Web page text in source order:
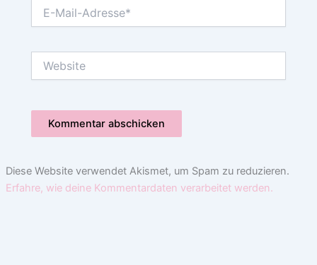
Mail-
Diese Website verwendet Akismet, um Spam zu reduzieren.
Erfahre, wie deine Kommentardaten verarbeitet werden.